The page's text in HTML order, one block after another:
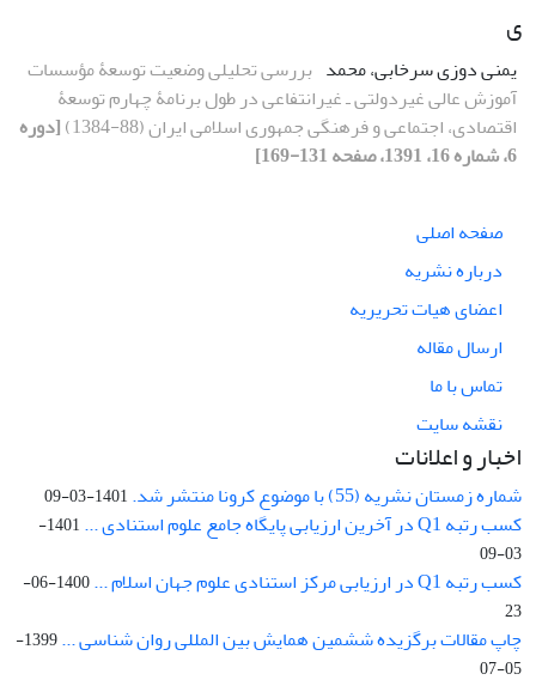
ی
یمنی دوزی سرخابی، محمد بررسی تحلیلی وضعیت توسعۀ مؤسسات
آموزش عالی غیردولتی ـ غیرانتفاعی در طول برنامۀ چهارم توسعۀ
اقتصادی، اجتماعی و فرهنگی جمهوری اسلامی ایران (88-1384)
[دوره
6، شماره 16، 1391، صفحه 131-169]
صفحه اصلی
درباره نشریه
اعضای هیات تحریریه
ارسال مقاله
تماس با ما
نقشه سایت
اخبار و اعلانات
شماره زمستان نشریه (55) با موضوع کرونا منتشر شد. 1401-03-09
کسب رتبه Q1 در آخرین ارزیابی پایگاه جامع علوم استنادی ...
1401-
03-09
کسب رتبه Q1 در ارزیابی مرکز استنادی علوم جهان اسلام ...
1400-06-
23
چاپ مقالات برگزیده ششمین همایش بین المللی روان شناسی ...
1399-
05-07